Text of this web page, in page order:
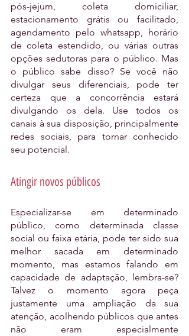
pós-jejum, coleta domiciliar,
estacionamento grátis ou facilitado,
agendamento pelo whatsapp, horário
de coleta estendido, ou várias outras
opções sedutoras para o público. Mas
o público sabe disso? Se você não
divulgar seus diferenciais, pode ter
certeza que a concorrência estará
divulgando os dela. Use todos os
canais à sua disposição, principalmente
redes sociais, para tornar conhecido
seu potencial.
Atingir novos públicos
Especializar-se em determinado
público, como determinada classe
social ou faixa etária, pode ter sido sua
melhor sacada em determinado
momento, mas estamos falando em
capacidade de adaptação, lembra-se?
Talvez o momento agora peça
justamente uma ampliação da sua
atenção, acolhendo públicos que antes
não eram especialmente